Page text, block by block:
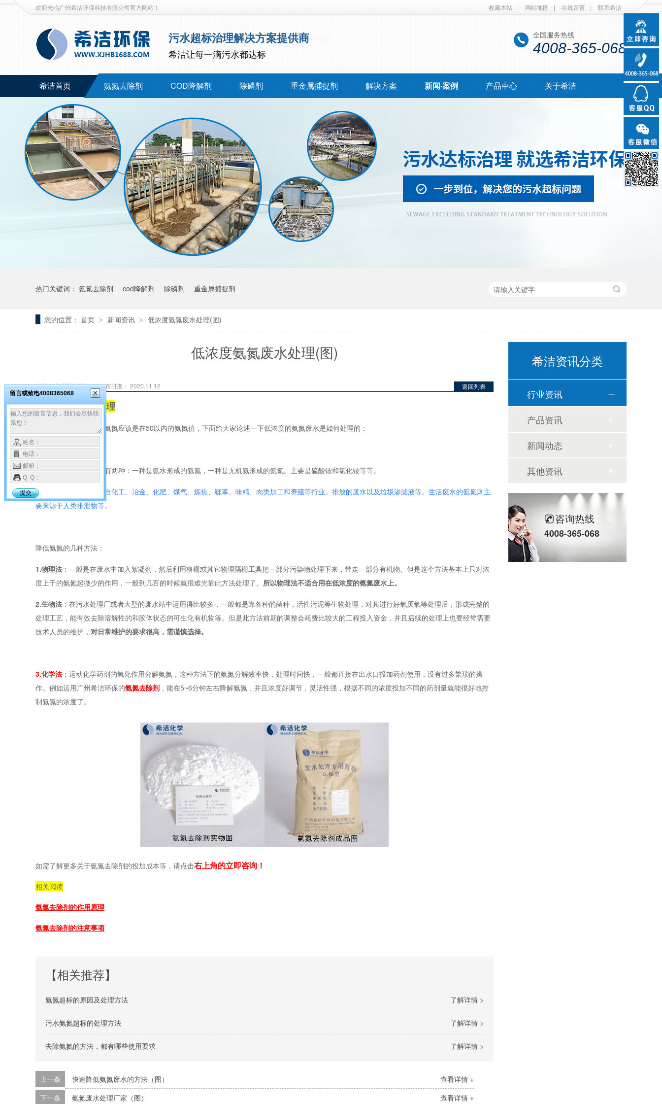
收藏本站 | 网站地图 | 在线留言 | 联系希洁
欢迎光临广州希洁环保科技有限公司官方网站！
污水超标治理解决方案提供商
希洁让每一滴污水都达标
全国服务热线
4008-365-068
希洁首页 氨氮去除剂 COD降解剂 除磷剂 重金属捕捉剂 解决方案 新闻·案例 产品中心 关于希洁
热门关键词： 氨氮去除剂 cod降解剂 除磷剂 重金属捕捉剂
您的位置： 首页 > 新闻资讯 > 低浓度氨氮废水处理(图)
低浓度氨氮废水处理(图)
返回列表
来源： 广州希洁环保 发布日期： 2020.11.12
低浓度氨氮废水处理
一般我们认为的低浓度氨氮应该是在50以内的氨氮值，下面给大家论述一下低浓度的氨氮废水是如何处理的：
氨氮的构成：
废水中氨氮的构成主要有两种：一种是氨水形成的氨氮，一种是无机氨形成的氨氮。主要是硫酸铵和氯化铵等等。
工业废水的氨氮主要来自化工、冶金、化肥、煤气、炼焦、鞣革、味精、肉类加工和养殖等行业。排放的废水以及垃圾渗滤液等。生活废水的氨氮则主
要来源于人类排泄物等。
降低氨氮的几种方法：
1.物理法 ：一般是在废水中加入絮凝剂，然后利用格栅或其它物理隔栅工具把一部分污染物处理下来，带走一部分有机物。但是这个方法基本上只对浓
度上千的氨氮起微少的作用，一般到几百的时候就很难光靠此方法处理了。 所以物理法不适合用在低浓度的氨氮废水上。
2.生物法 ：在污水处理厂或者大型的废水站中运用得比较多，一般都是靠各种的菌种，活性污泥等生物处理，对其进行好氧厌氧等处理后，形成完整的
处理工艺，能有效去除溶解性的和胶体状态的可生化有机物等。但是此方法前期的调整会耗费比较大的工程投入资金，并且后续的处理上也要经常需要
技术人员的维护， 对日常维护的要求很高，需谨慎选择。
3.化学法 ：运动化学药剂的氧化作用分解氨氮，这种方法下的氨氮分解效率快，处理时间快，一般都直接在出水口投加药剂使用，没有过多繁琐的操
作。例如运用广州希洁环保的氨氮去除剂 ，能在5~6分钟左右降解氨氮，并且浓度好调节，灵活性强，根据不同的浓度投加不同的药剂量就能很好地控
制氨氮的浓度了。
如需了解更多关于氨氮去除剂的投加成本等，请点击右上角的立即咨询！
相关阅读
氨氮去除剂的作用原理
氨氮去除剂的注意事项
【相关推荐】
了解详情 >
氨氮超标的原因及处理方法
了解详情 >
污水氨氮超标的处理方法
了解详情 >
去除氨氮的方法，都有哪些使用要求
查看详情 +
上一条
快速降低氨氮废水的方法（图）
查看详情 +
下一条 氨氮废水处理厂家（图）
希洁资讯分类
行业资讯
产品资讯
新闻动态
其他资讯
咨询热线
4008-365-068
留言或致电4008365068
姓名：
电话：
邮箱：
Q Q：
提交